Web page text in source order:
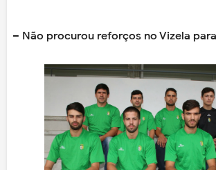
– Não procurou reforços no Vizela